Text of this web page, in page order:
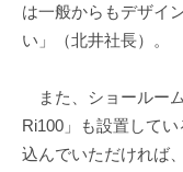
は一般からもデザイ
い」（北井社長）。
また、ショールー
Ri100」も設置して
込んでいただければ